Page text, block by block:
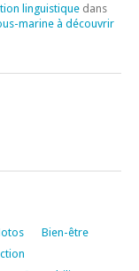
linguistique dans
marine à découvrir
Bien-être